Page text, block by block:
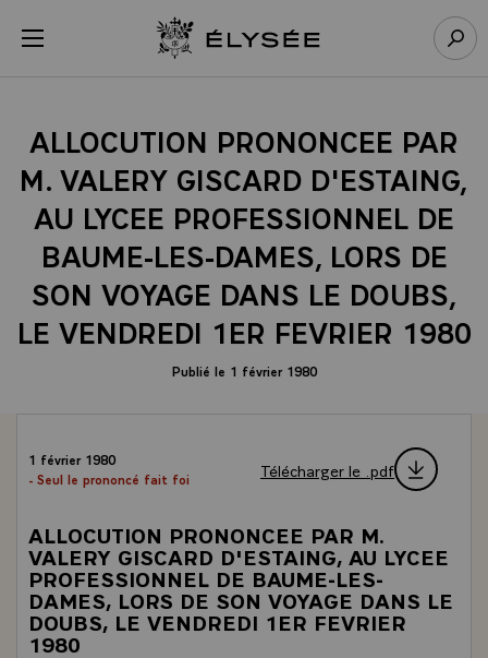
menu Retour à l’accueil Élysée
ALLOCUTION PRONONCEE PAR
M. VALERY GISCARD D'ESTAING,
AU LYCEE PROFESSIONNEL DE
BAUME-LES-DAMES, LORS DE
SON VOYAGE DANS LE DOUBS,
LE VENDREDI 1ER FEVRIER 1980
Publié le 1 février 1980
1 février 1980
- Seul le prononcé fait foi
Télécharger le .pdf
ALLOCUTION PRONONCEE PAR M.
VALERY GISCARD D'ESTAING, AU LYCEE
PROFESSIONNEL DE BAUME-LES-
DAMES, LORS DE SON VOYAGE DANS LE
DOUBS, LE VENDREDI 1ER FEVRIER
1980
Panneau de gestion des cookies